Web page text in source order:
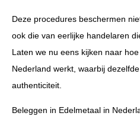
Deze procedures beschermen
ook die van eerlijke handelaren
Laten we nu eens kijken naar
Nederland werkt, waarbij
authenticiteit.
Beleggen in Edelmetaal in